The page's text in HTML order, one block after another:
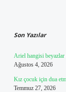
Son Yazılar
Ariel hangisi beyazlar
Ağustos 4, 2026
Kız çocuk için dua
Temmuz 27, 2026